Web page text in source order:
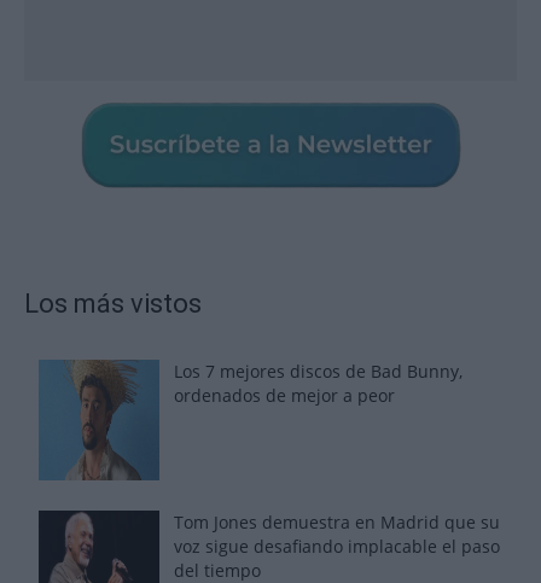
Los más vistos
Los 7 mejores discos de Bad Bunny,
ordenados de mejor a peor
Tom Jones demuestra en Madrid que su
voz sigue desafiando implacable el paso
del tiempo